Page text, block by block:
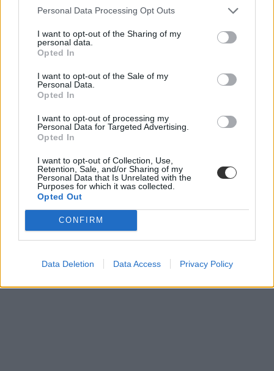
Personal Data Processing Opt Outs
I want to opt-out of the Sharing of my
personal data.
Opted In
I want to opt-out of the Sale of my
Personal Data.
Opted In
I want to opt-out of processing my
Personal Data for Targeted Advertising.
Opted In
I want to opt-out of Collection, Use,
Retention, Sale, and/or Sharing of my
Personal Data that Is Unrelated with the
Purposes for which it was collected.
Opted Out
CONFIRM
Data Deletion Data Access Privacy Policy
vizsgák
egyetemista élet
elte egyetemi könyvtár
egyetemi élet
színes
egyetemi életérzés
ELTE Egyetemi Könyvtár és Levéltár